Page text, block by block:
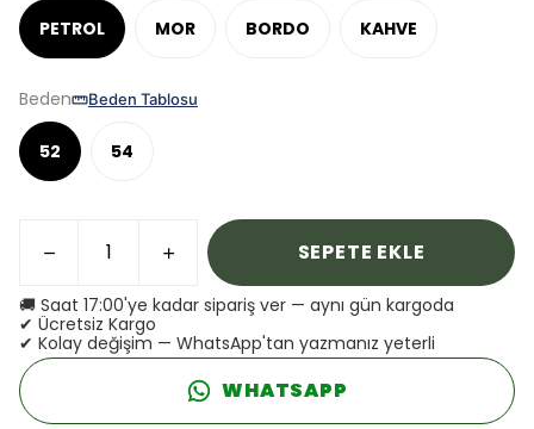
PETROL MOR BORDO KAHVE
Beden Beden Tablosu
52 54
SEPETE EKLE
🚚 Saat 17:00'ye kadar sipariş ver — aynı gün kargoda
✔ Ücretsiz Kargo
✔ Kolay değişim — WhatsApp'tan yazmanız yeterli
WHATSAPP